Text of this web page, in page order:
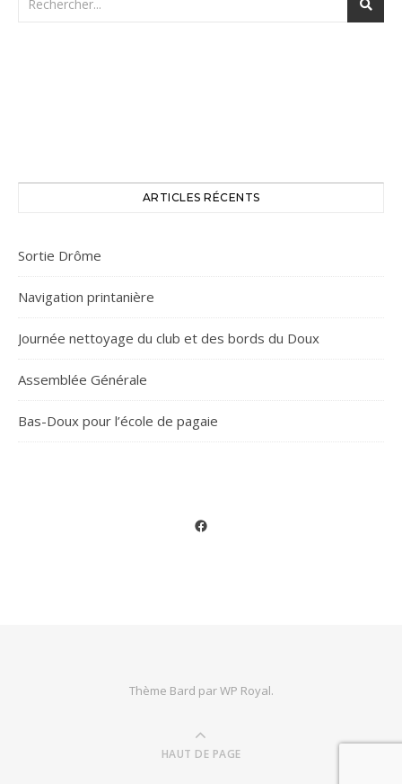
ARTICLES RÉCENTS
Sortie Drôme
Navigation printanière
Journée nettoyage du club et des bords du Doux
Assemblée Générale
Bas-Doux pour l’école de pagaie
Facebook
Thème Bard parWP Royal.
HAUT DE PAGE